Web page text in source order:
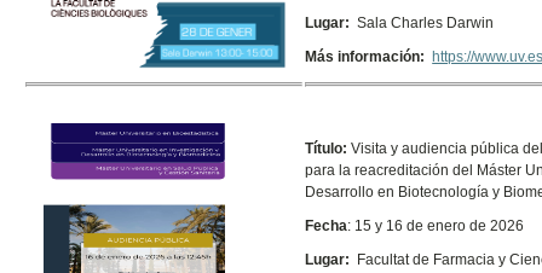
Lugar:Sala Charles Darwin
Más información:
https://
Título:Visita y audiencia pública
para la reacreditación del Máster
Desarrollo en Biotecnología y
Fecha: 15 y 16 de enero de 2026
Lugar:
Facultat de Farmacia y